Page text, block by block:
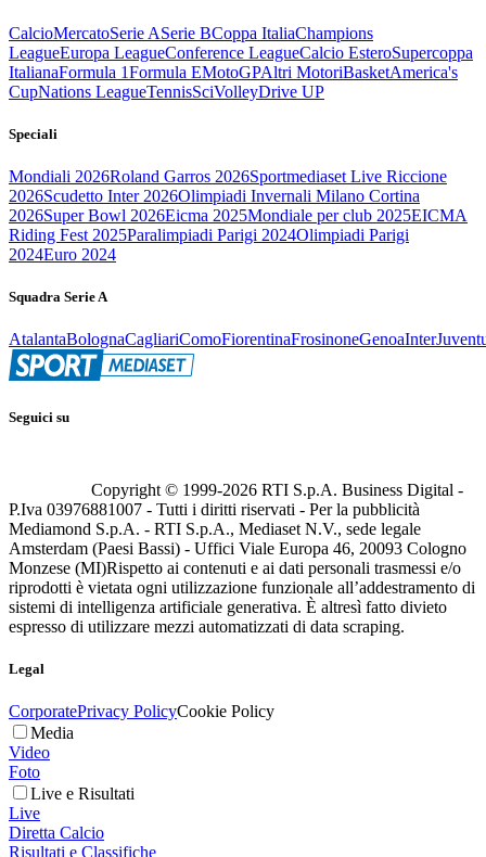
CalcioMercatoSerie ASerie BCoppa ItaliaChampions
LeagueEuropa LeagueConference LeagueCalcio EsteroSupercoppa
ItalianaFormula 1Formula EMotoGPAltri MotoriBasketAmerica's
CupNations LeagueTennisSciVolleyDrive UP
Speciali
Mondiali 2026Roland Garros 2026Sportmediaset Live Riccione
2026Scudetto Inter 2026Olimpiadi Invernali Milano Cortina
2026Super Bowl 2026Eicma 2025Mondiale per club 2025EICMA
Riding Fest 2025Paralimpiadi Parigi 2024Olimpiadi Parigi
2024Euro 2024
Squadra Serie A
AtalantaBolognaCagliariComoFiorentinaFrosinoneGenoaInter
Seguici su
Copyright © 1999-2026 RTI S.p.A. Business Digital -
P.Iva 03976881007 - Tutti i diritti riservati - Per la pubblicità
Mediamond S.p.A. - RTI S.p.A., Mediaset N.V., sede legale
Amsterdam (Paesi Bassi) - Uffici Viale Europa 46, 20093 Cologno
Monzese (MI)Rispetto ai contenuti e ai dati personali trasmessi e/o
riprodotti è vietata ogni utilizzazione funzionale all’addestramento di
sistemi di intelligenza artificiale generativa. È altresì fatto divieto
espresso di utilizzare mezzi automatizzati di data scraping.
Legal
CorporatePrivacy PolicyCookie Policy
Media
Video
Foto
Live e Risultati
Live
Diretta Calcio
Risultati e Classifiche